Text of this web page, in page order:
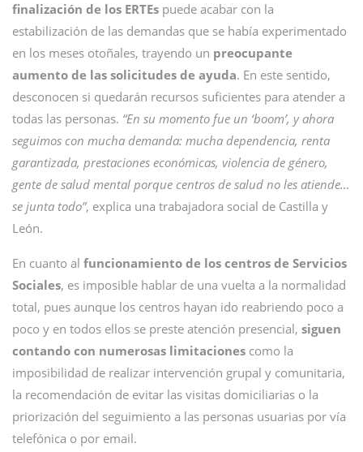
finalización de los ERTEs puede acabar con la
estabilización de las demandas que se había experimentado
en los meses otoñales, trayendo un preocupante
aumento de las solicitudes de ayuda. En este sentido,
desconocen si quedarán recursos suficientes para atender a
todas las personas. “En su momento fue un ‘boom’, y ahora
seguimos con mucha demanda: mucha dependencia, renta
garantizada, prestaciones económicas, violencia de género,
gente de salud mental porque centros de salud no les atiende…
se junta todo”, explica una trabajadora social de Castilla y
León.
En cuanto al funcionamiento de los centros de Servicios
Sociales, es imposible hablar de una vuelta a la normalidad
total, pues aunque los centros hayan ido reabriendo poco a
poco y en todos ellos se preste atención presencial, siguen
contando con numerosas limitaciones como la
imposibilidad de realizar intervención grupal y comunitaria,
la recomendación de evitar las visitas domiciliarias o la
priorización del seguimiento a las personas usuarias por vía
telefónica o por email.